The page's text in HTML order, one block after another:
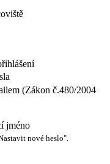
(Zákon č.480/2004
jméno
nové heslo".